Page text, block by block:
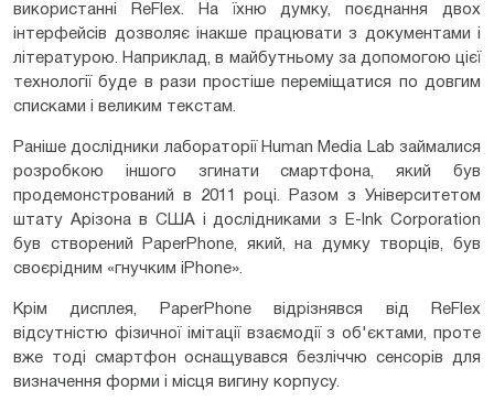
використанні ReFlex. На їхню думку, поєднання двох
інтерфейсів дозволяє інакше працювати з документами і
літературою. Наприклад, в майбутньому за допомогою цієї
технології буде в рази простіше переміщатися по довгим
списками і великим текстам.
Раніше дослідники лабораторії Human Media Lab займалися
розробкою іншого згинати смартфона, який був
продемонстрований в 2011 році. Разом з Університетом
штату Арізона в США і дослідниками з E-Ink Corporation
був створений PaperPhone, який, на думку творців, був
своєрідним «гнучким iPhone».
Крім дисплея, PaperPhone відрізнявся від ReFlex
відсутністю фізичної імітації взаємодії з об'єктами, проте
вже тоді смартфон оснащувався безліччю сенсорів для
визначення форми і місця вигину корпусу.